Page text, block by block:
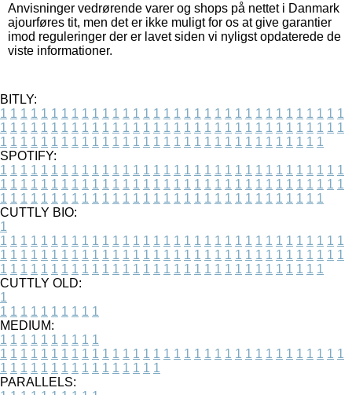
Anvisninger vedrørende varer og shops på nettet i Danmark
ajourføres tit, men det er ikke muligt for os at give garantier
imod reguleringer der er lavet siden vi nyligst opdaterede de
viste informationer.
BITLY:
1 1 1 1 1 1 1 1 1 1 1 1 1 1 1 1 1 1 1 1 1 1 1 1 1 1 1 1 1 1 1 1 1 1
1 1 1 1 1 1 1 1 1 1 1 1 1 1 1 1 1 1 1 1 1 1 1 1 1 1 1 1 1 1 1 1 1 1
1 1 1 1 1 1 1 1 1 1 1 1 1 1 1 1 1 1 1 1 1 1 1 1 1 1 1 1 1 1 1 1
SPOTIFY:
1 1 1 1 1 1 1 1 1 1 1 1 1 1 1 1 1 1 1 1 1 1 1 1 1 1 1 1 1 1 1 1 1 1
1 1 1 1 1 1 1 1 1 1 1 1 1 1 1 1 1 1 1 1 1 1 1 1 1 1 1 1 1 1 1 1 1 1
1 1 1 1 1 1 1 1 1 1 1 1 1 1 1 1 1 1 1 1 1 1 1 1 1 1 1 1 1 1 1 1
CUTTLY BIO:
1
1 1 1 1 1 1 1 1 1 1 1 1 1 1 1 1 1 1 1 1 1 1 1 1 1 1 1 1 1 1 1 1 1 1
1 1 1 1 1 1 1 1 1 1 1 1 1 1 1 1 1 1 1 1 1 1 1 1 1 1 1 1 1 1 1 1 1 1
1 1 1 1 1 1 1 1 1 1 1 1 1 1 1 1 1 1 1 1 1 1 1 1 1 1 1 1 1 1 1 1
CUTTLY OLD:
1
1 1 1 1 1 1 1 1 1 1
MEDIUM:
1 1 1 1 1 1 1 1 1 1
1 1 1 1 1 1 1 1 1 1 1 1 1 1 1 1 1 1 1 1 1 1 1 1 1 1 1 1 1 1 1 1 1 1
1 1 1 1 1 1 1 1 1 1 1 1 1 1 1 1
PARALLELS: